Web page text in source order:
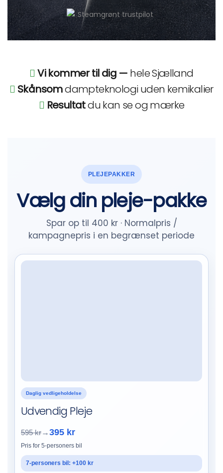
Vi kommer til dig — hele Sjælland
Skånsomdampteknologi uden kemikalier
Resultatdu kan se og mærke
PLEJEPAKKER
Vælg din pleje-pakke
Spar op til 400 kr · Normalpris /
kampagnepris i en begrænset periode
Daglig vedligeholdelse
Udvendig Pleje
595 kr→395 kr
Pris for 5-personers bil
7-personers bil: +100 kr